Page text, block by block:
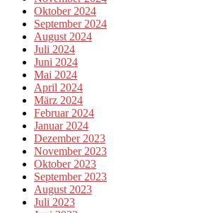
Oktober 2024
September 2024
August 2024
Juli 2024
Juni 2024
Mai 2024
April 2024
März 2024
Februar 2024
Januar 2024
Dezember 2023
November 2023
Oktober 2023
September 2023
August 2023
Juli 2023